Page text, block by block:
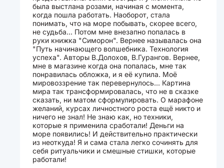
была выстлана розами, начиная с момента,
когда пошла работать. Наоборот, стала
понимать, что на море побывать, скорее всего,
не судьба... Потом мне внезапно попалась в
руки книжка "Симорон". Вернее называлась она
"Путь начинающего волшебника. Технология
успеха". Авторы В.Долохов, В.Гурангов. Вернее,
мне в магазине когда она попалась, мне так
понравилась обложка, и я её купила. Моё
мировоззрение так перевернулось... Картина
мира так трансформировалась, что не в сказке
сказать, ни матом сформулировать. О марафоне
желаний, курсах личностного роста ещё никто и
ничего не знал! Не знаю как, но техники,
которые я применила сработали! Деньги на
море появились! И действительно практически
из неоткуда! Я и сама стала легко сочинять для
себя ритуальчики и смешные стишки, которые
работали!